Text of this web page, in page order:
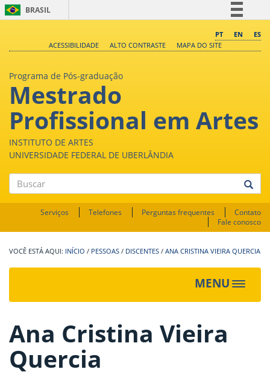
BRASIL
Comunica BR
Canais
PT EN
ES
ACESSIBILIDADE
ALTO CONTRASTE MAPA DO SITE
Programa de Pós-graduação
Mestrado
Profissional em Artes
INSTITUTO DE ARTES
UNIVERSIDADE FEDERAL DE UBERLÂNDIA
Buscar
Serviços Telefones Perguntas frequentes
Contato
Fale conosco
INÍCIO / PESSOAS / DISCENTES / ANA CRISTINA VIEIRA QUERCIA
MENU
Toggle
Ana Cristina Vieira
Quercia